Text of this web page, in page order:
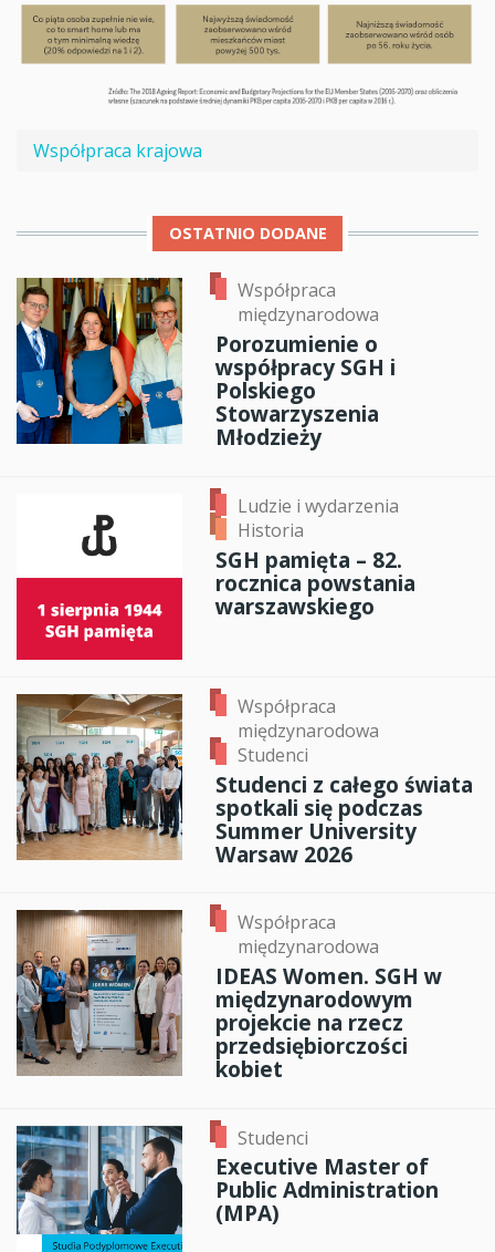
Współpraca krajowa
OSTATNIO DODANE
Współpraca
międzynarodowa
Porozumienie o
współpracy SGH i
Polskiego
Stowarzyszenia
Młodzieży
Ludzie i wydarzenia
Historia
SGH pamięta – 82.
rocznica powstania
warszawskiego
Współpraca
międzynarodowa
Studenci
Studenci z całego świata
spotkali się podczas
Summer University
Warsaw 2026
Współpraca
międzynarodowa
IDEAS Women. SGH w
międzynarodowym
projekcie na rzecz
przedsiębiorczości
kobiet
Studenci
Executive Master of
Public Administration
(MPA)